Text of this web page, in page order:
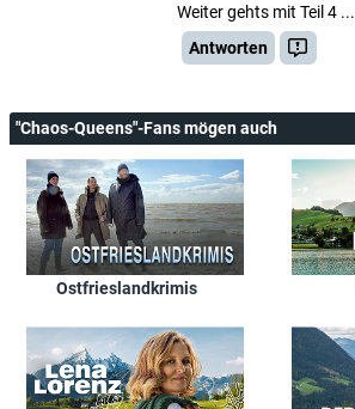
Weiter gehts mit Teil 4 ...
Antworten
"Chaos-Queens"-Fans mögen auch
Ostfrieslandkrimis